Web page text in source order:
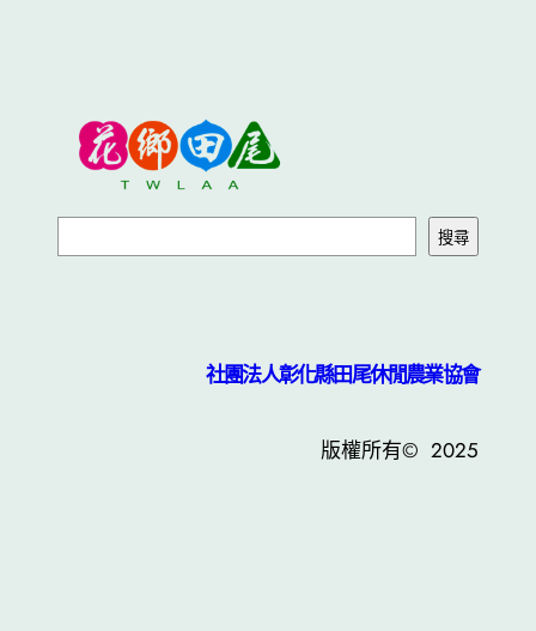
搜尋
社團法人彰化縣田尾休閒農業協會
版權所有© 2025